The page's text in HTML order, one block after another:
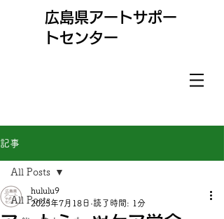
​広島県アートサポー
トセンター
記事
All Posts
All Posts
hululu9
2025年7月18日 読了時間: 1分